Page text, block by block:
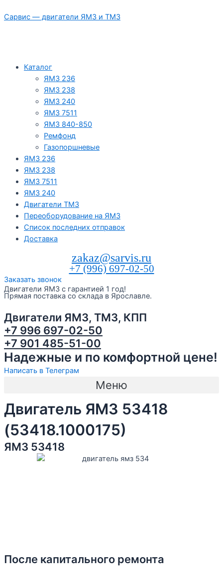
к
Сарвис — двигатели ЯМЗ и ТМЗ
Каталог
ЯМЗ 236
ЯМЗ 238
ЯМЗ 240
ЯМЗ 7511
ЯМЗ 840-850
Ремфонд
Газопоршневые
ЯМЗ 236
ЯМЗ 238
ЯМЗ 7511
ЯМЗ 240
Двигатели ТМЗ
Переоборудование на ЯМЗ
Список последних отправок
Доставка
zakaz@sarvis.ru
+7 (996) 697-02-50
Заказать звонок
Двигатели ЯМЗ с гарантией 1 год!
Прямая поставка со склада в Ярославле.
Двигатели ЯМЗ, ТМЗ, КПП
+7 996 697-02-50
+7 901 485-51-00
Надежные и по комфортной цене!
Написать в Телеграм
Меню
Двигатель ЯМЗ 53418
(53418.1000175)
ЯМЗ 53418
После капитального ремонта